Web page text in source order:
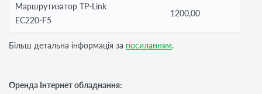
Маршрутизатор TP-Link
EC220-F5
1200,00
Більш детальна інформація за посиланням.
Оренда Інтернет обладнання: